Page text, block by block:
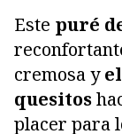
Este puré
cremosa y
quesitos
placer para